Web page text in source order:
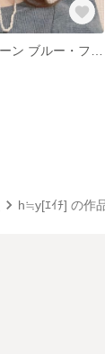
h≒y[ｴｲﾁ] の作